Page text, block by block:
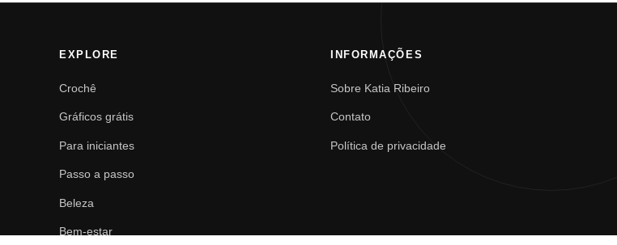
EXPLORE
Crochê
Gráficos grátis
Para iniciantes
Passo a passo
Beleza
Bem-estar
INFORMAÇÕES
Sobre Katia Ribeiro
Contato
Política de privacidade